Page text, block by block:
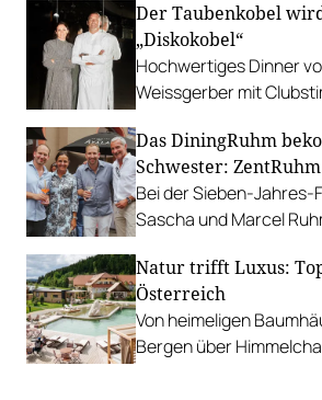
umfassend umgebaut.
Der Taubenkobel
„Diskokobel“
Hochwertiges Dinner
Weissgerber mit
Das DiningRuhm
Schwester: ZentRuhm
Bei der Sieben-Jahres-
Sascha und Marcel
City bekannt.
Natur trifft Luxus:
Österreich
Von heimeligen
Bergen über